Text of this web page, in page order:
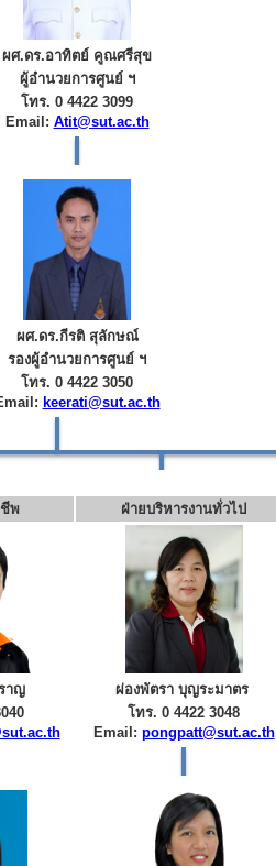
ผศ.ดร.อาทิตย์ คูณศรีสุข
ผู้อำนวยการศูนย์ ฯ
โทร. 0 4422 3099
Email: Atit@sut.ac.th
ผศ.ดร.กีรติ สุลักษณ์
รองผู้อำนวยการศูนย์ ฯ
โทร. 0 4422 3050
keerati@sut.ac.th
พ ฝ่ายบริหารงานทั่วไป
าญ
ผ่องพัตรา บุญระมาตร
โทร. 0 4422 3048
Email: pongpatt@sut.ac.th